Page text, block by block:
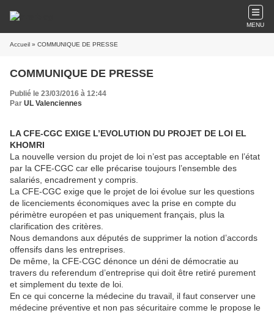
MENU
Accueil » COMMUNIQUE DE PRESSE
COMMUNIQUE DE PRESSE
Publié le 23/03/2016 à 12:44
Par UL Valenciennes
LA CFE-CGC EXIGE L’EVOLUTION DU PROJET DE LOI EL
KHOMRI
La nouvelle version du projet de loi n’est pas acceptable en l’état
par la CFE-CGC car elle précarise toujours l’ensemble des
salariés, encadrement y compris.
La CFE-CGC exige que le projet de loi évolue sur les questions
de licenciements économiques avec la prise en compte du
périmètre européen et pas uniquement français, plus la
clarification des critères.
Nous demandons aux députés de supprimer la notion d’accords
offensifs dans les entreprises.
De même, la CFE-CGC dénonce un déni de démocratie au
travers du referendum d’entreprise qui doit être retiré purement
et simplement du texte de loi.
En ce qui concerne la médecine du travail, il faut conserver une
médecine préventive et non pas sécuritaire comme le propose le